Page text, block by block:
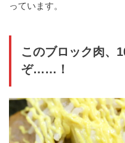
っています。
このブロック肉、
ぞ……！